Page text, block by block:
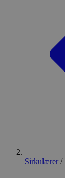
Sirkulærer/